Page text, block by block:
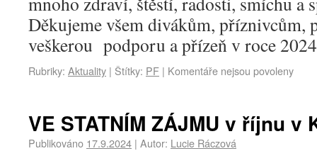
Děkujeme všem divákům, příznivcům,
veškerou podporu a přízeň v roce
Rubriky: Aktuality | Štítky: PF | Komentáře nejsou povoleny
VE STATNÍM ZÁJMU v říjnu v
Publikováno 17.9.2024 | Autor: Lucie Ráczová